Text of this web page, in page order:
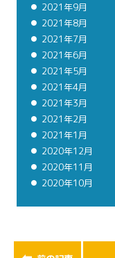
2021年9月
2021年8月
2021年7月
2021年6月
2021年5月
2021年4月
2021年3月
2021年2月
2021年1月
2020年12月
2020年11月
2020年10月